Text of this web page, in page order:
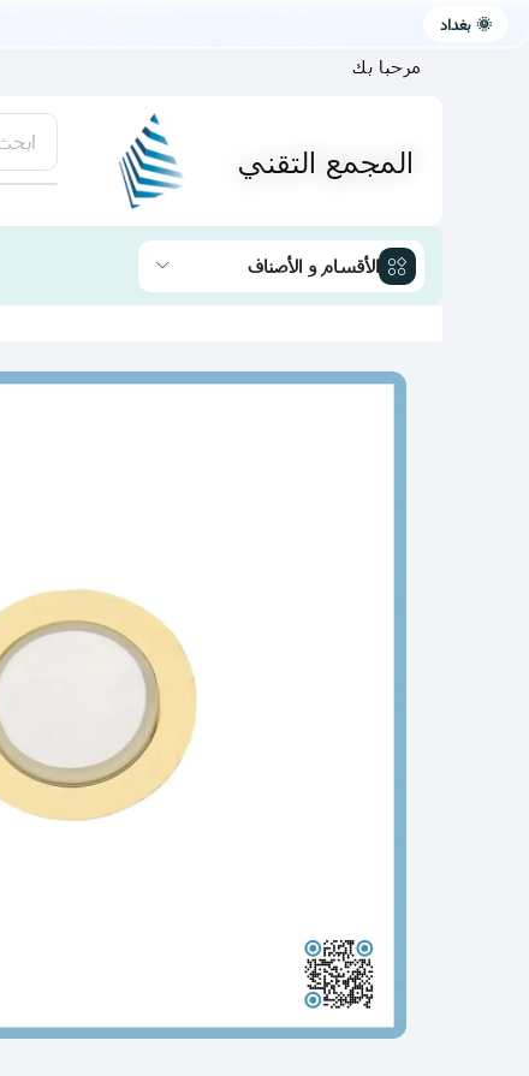
🌞 بغداد
مرحبا بك
المجمع التقني
يتوفر
الأقسام و الأصناف